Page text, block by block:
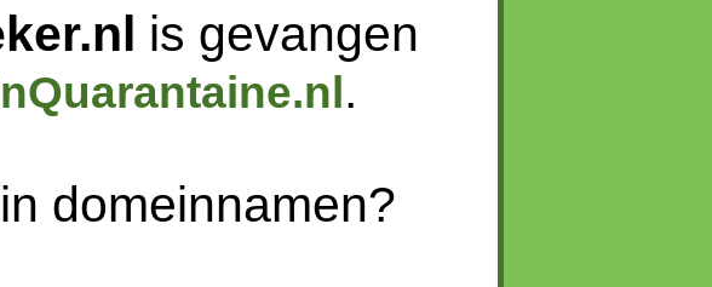
is gevangen
.
domeinnamen?